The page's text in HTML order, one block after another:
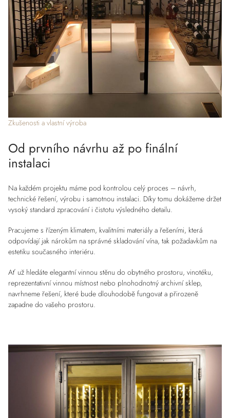
Zkušenosti a vlastní výroba
Od prvního návrhu až po finální
instalaci
Na každém projektu máme pod kontrolou celý proces – návrh,
technické řešení, výrobu i samotnou instalaci. Díky tomu dokážeme držet
vysoký standard zpracování i čistotu výsledného detailu.
Pracujeme s řízeným klimatem, kvalitními materiály a řešeními, která
odpovídají jak nárokům na správné skladování vína, tak požadavkům na
estetiku současného interiéru.
Ať už hledáte elegantní vinnou stěnu do obytného prostoru, vinotéku,
reprezentativní vinnou místnost nebo plnohodnotný archivní sklep,
navrhneme řešení, které bude dlouhodobě fungovat a přirozeně
zapadne do vašeho prostoru.